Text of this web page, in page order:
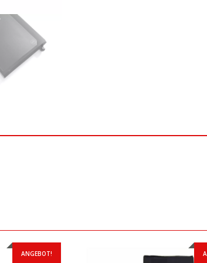
ANGEBOT!